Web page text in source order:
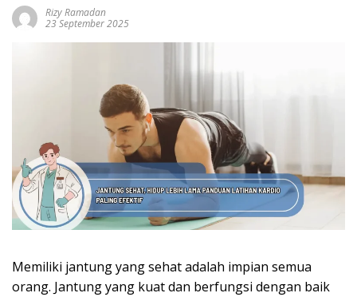
Rizy Ramadan
23 September 2025
Memiliki jantung yang sehat adalah impian semua
orang. Jantung yang kuat dan berfungsi dengan baik